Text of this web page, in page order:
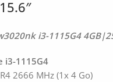
i3-1115G4
i3-1115G4
2666 MHz (1x 4 Go)